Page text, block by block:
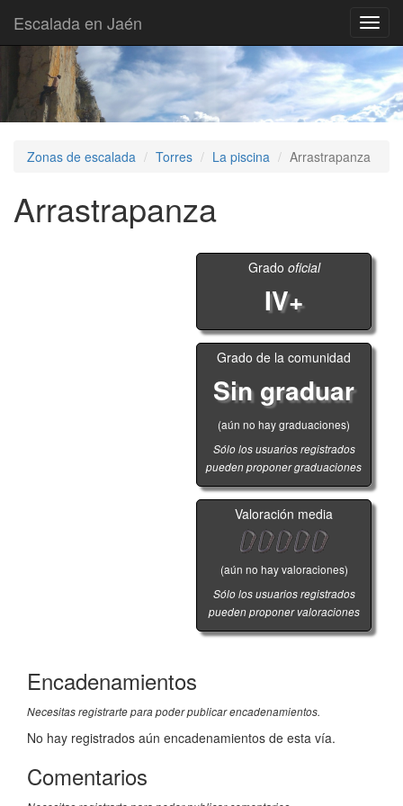
Escalada en Jaén
Zonas de escalada Torres La piscina Arrastrapanza
Arrastrapanza
Grado oficial
IV+
Grado de la comunidad
Sin graduar
(aún no hay graduaciones)
Sólo los usuarios registrados
pueden proponer graduaciones
Valoración media
(aún no hay valoraciones)
Sólo los usuarios registrados
pueden proponer valoraciones
Encadenamientos
Necesitas registrarte para poder publicar encadenamientos.
No hay registrados aún encadenamientos de esta vía.
Comentarios